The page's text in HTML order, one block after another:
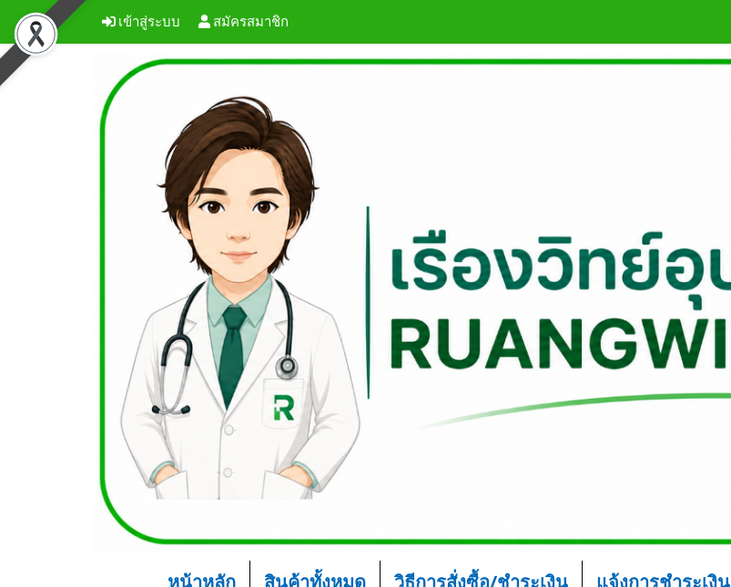
เข้าสู่ระบบ สมัครสมาชิก
หน้าหลัก สินค้าทั้งหมด วิธีการสั่งซื้อ/ชำระเงิน แจ้งการชำระเงิน